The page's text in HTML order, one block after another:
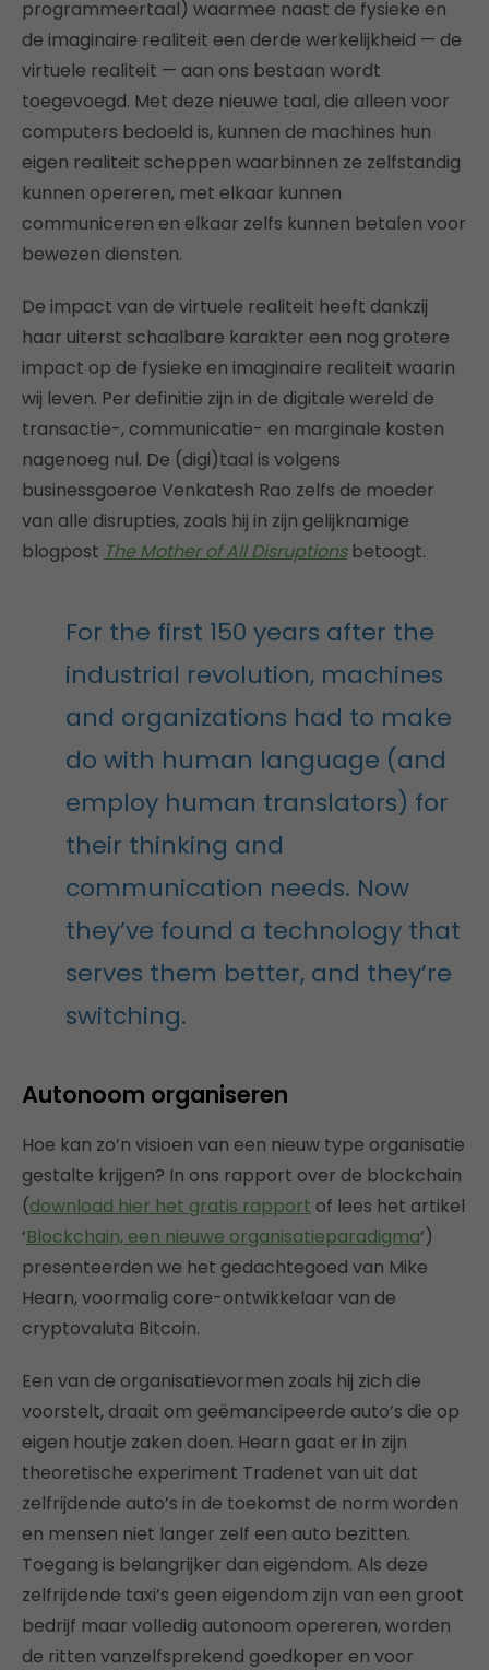
programmeertaal) waarmee naast de fysieke en
de imaginaire realiteit een derde werkelijkheid — de
virtuele realiteit — aan ons bestaan wordt
toegevoegd. Met deze nieuwe taal, die alleen voor
computers bedoeld is, kunnen de machines hun
eigen realiteit scheppen waarbinnen ze zelfstandig
kunnen opereren, met elkaar kunnen
communiceren en elkaar zelfs kunnen betalen voor
bewezen diensten.
De impact van de virtuele realiteit heeft dankzij
haar uiterst schaalbare karakter een nog grotere
impact op de fysieke en imaginaire realiteit waarin
wij leven. Per definitie zijn in de digitale wereld de
transactie-, communicatie- en marginale kosten
nagenoeg nul. De (digi)taal is volgens
businessgoeroe Venkatesh Rao zelfs de moeder
van alle disrupties, zoals hij in zijn gelijknamige
blogpost The Mother of All Disruptionsbetoogt.
For the first 150 years after the
industrial revolution, machines
and organizations had to make
do with human language (and
employ human translators) for
their thinking and
communication needs. Now
they’ve found a technology that
serves them better, and they’re
switching.
Autonoom organiseren
Hoe kan zo’n visioen van een nieuw type organisatie
gestalte krijgen? In ons rapport over de blockchain
(download hier het gratis rapport of lees het artikel
‘Blockchain, een nieuwe organisatieparadigma‘)
presenteerden we het gedachtegoed van Mike
Hearn, voormalig core-ontwikkelaar van de
cryptovaluta Bitcoin.
Een van de organisatievormen zoals hij zich die
voorstelt, draait om geëmancipeerde auto’s die op
eigen houtje zaken doen. Hearn gaat er in zijn
theoretische experiment Tradenet van uit dat
zelfrijdende auto’s in de toekomst de norm worden
en mensen niet langer zelf een auto bezitten.
Toegang is belangrijker dan eigendom. Als deze
zelfrijdende taxi’s geen eigendom zijn van een groot
bedrijf maar volledig autonoom opereren, worden
de ritten vanzelfsprekend goedkoper en voor